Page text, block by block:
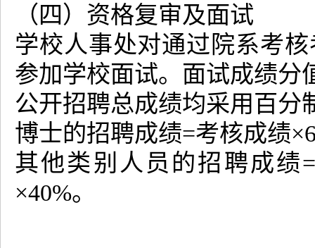
（四）资格复审及面试
学校人事处对通过院系考
参加学校面试。面试成绩分
公开招聘总成绩均采用百分
博士的招聘成绩=考核成绩
其他类别人员的招聘成绩
×40%。